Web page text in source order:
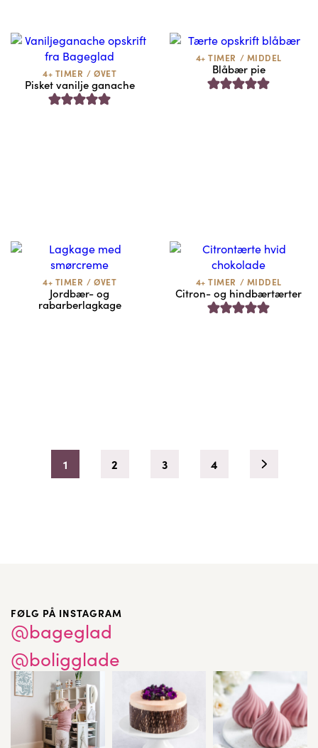
4+ TIMER / ØVET
Pisket vanilje ganache
4+ TIMER / MIDDEL
Blåbær pie
4+ TIMER / ØVET
Jordbær- og
rabarberlagkage
4+ TIMER / MIDDEL
Citron- og hindbærtærter
1 2 3 4
FØLG PÅ INSTAGRAM
@bageglad
@boligglade